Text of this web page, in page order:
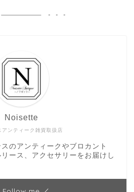
アンティーク雑貨取扱店
Noisette
のアンティークやブロカント
ース、アクセサリーをお届けし